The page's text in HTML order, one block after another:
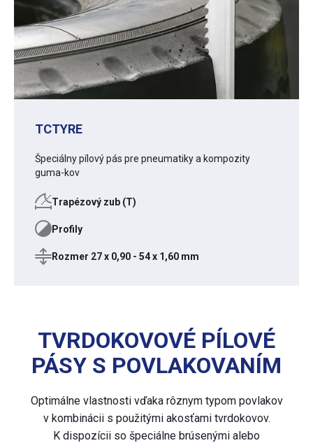
TCTYRE
Špeciálny pílový pás pre pneumatiky a kompozity
guma-kov
Trapézový zub (T)
Profily
Rozmer 27 x 0,90 - 54 x 1,60 mm
TVRDOKOVOVÉ PÍLOVÉ
PÁSY S POVLAKOVANÍM
Optimálne vlastnosti vďaka rôznym typom povlakov
v kombinácii s použitými akosťami tvrdokovov.
K dispozícii so špeciálne brúsenými alebo